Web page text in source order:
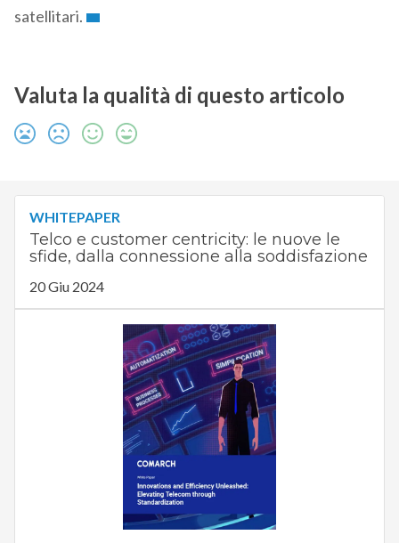
satellitari.
Valuta la qualità di questo articolo
WHITEPAPER
Telco e customer centricity: le nuove le
sfide, dalla connessione alla soddisfazione
20 Giu 2024